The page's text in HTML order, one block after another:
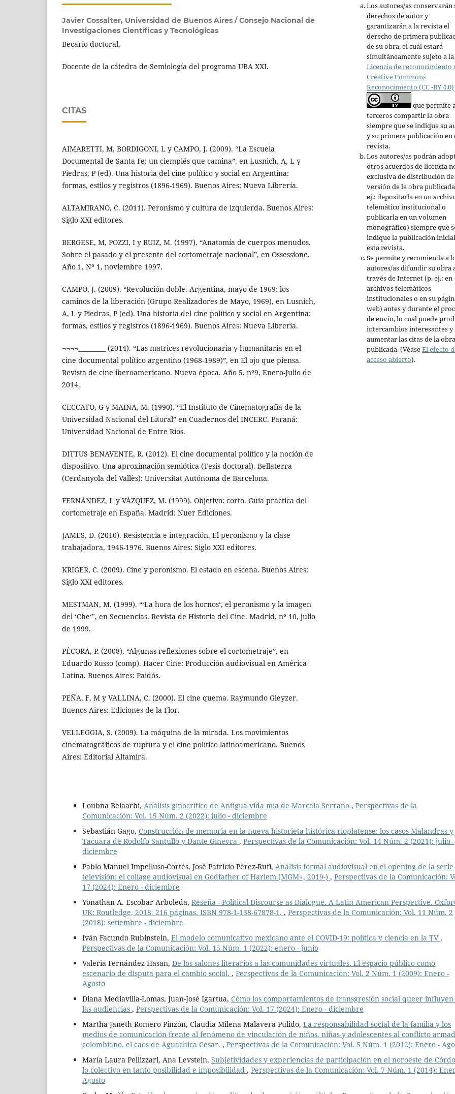
Javier Cossalter, Universidad de Buenos Aires / Consejo Nacional de
Investigaciones Científicas y Tecnológicas
Becario doctoral.
Docente de la cátedra de Semiología del programa UBA XXI.
CITAS
AIMARETTI, M, BORDIGONI, L y CAMPO, J. (2009). “La Escuela
Documental de Santa Fe: un ciempiés que camina”, en Lusnich, A, L y
Piedras, P (ed). Una historia del cine político y social en Argentina:
formas, estilos y registros (1896-1969). Buenos Aires: Nueva Librería.
ALTAMIRANO, C. (2011). Peronismo y cultura de izquierda. Buenos Aires:
Siglo XXI editores.
BERGESE, M, POZZI, I y RUIZ, M. (1997). “Anatomía de cuerpos menudos.
Sobre el pasado y el presente del cortometraje nacional”, en Ossessione.
Año 1, Nº 1, noviembre 1997.
CAMPO, J. (2009). “Revolución doble. Argentina, mayo de 1969: los
caminos de la liberación (Grupo Realizadores de Mayo, 1969), en Lusnich,
A, L y Piedras, P (ed). Una historia del cine político y social en Argentina:
formas, estilos y registros (1896-1969). Buenos Aires: Nueva Librería.
¬¬¬¬_________ (2014). “Las matrices revolucionaria y humanitaria en el
cine documental político argentino (1968-1989)”, en El ojo que piensa.
Revista de cine iberoamericano. Nueva época. Año 5, nº9, Enero-Julio de
2014.
CECCATO, G y MAINA, M. (1990). “El Instituto de Cinematografía de la
Universidad Nacional del Litoral” en Cuadernos del INCERC. Paraná:
Universidad Nacional de Entre Ríos.
DITTUS BENAVENTE, R. (2012). El cine documental político y la noción de
dispositivo. Una aproximación semiótica (Tesis doctoral). Bellaterra
(Cerdanyola del Vallès): Universitat Autónoma de Barcelona.
FERNÁNDEZ, L y VÁZQUEZ, M. (1999). Objetivo: corto. Guía práctica del
cortometraje en España. Madrid: Nuer Ediciones.
JAMES, D. (2010). Resistencia e integración. El peronismo y la clase
trabajadora, 1946-1976. Buenos Aires: Siglo XXI editores.
KRIGER, C. (2009). Cine y peronismo. El estado en escena. Buenos Aires:
Siglo XXI editores.
MESTMAN, M. (1999). “‘La hora de los hornos‘, el peronismo y la imagen
del ‘Che‘", en Secuencias. Revista de Historia del Cine. Madrid, nº 10, julio
de 1999.
PÉCORA, P. (2008). “Algunas reflexiones sobre el cortometraje”, en
Eduardo Russo (comp). Hacer Cine: Producción audiovisual en América
Latina. Buenos Aires: Paidós.
PEÑA, F, M y VALLINA, C. (2000). El cine quema. Raymundo Gleyzer.
Buenos Aires: Ediciones de la Flor.
VELLEGGIA, S. (2009). La máquina de la mirada. Los movimientos
cinematográficos de ruptura y el cine político latinoamericano. Buenos
Aires: Editorial Altamira.
Los autores/as conservarán
derechos de autor y
garantizarán a la revista el
derecho de primera
de su obra, el cuál estará
simultáneamente sujeto a la
Licencia de reconocimiento
Creative Commons
Reconocimiento (CC -BY 4.0)
que permite
terceros compartir la obra
siempre que se indique su
y su primera publicación en
revista.
Los autores/as podrán
otros acuerdos de licencia
exclusiva de distribución
versión de la obra
ej.: depositarla en un
telemático institucional o
publicarla en un volumen
monográfico) siempre que
indique la publicación
esta revista.
Se permite y recomienda a
autores/as difundir su obra
través de Internet (p. ej.: en
archivos telemáticos
institucionales o en su
web) antes y durante el
de envío, lo cual puede
intercambios interesantes y
aumentar las citas de la obra
publicada. (VéaseEl efecto
acceso abierto).
Loubna Belaarbi, Análisis ginocrítico de Antigua vida mía de Marcela Serrano , Perspectivas de la
Comunicación: Vol. 15 Núm. 2 (2022): julio - diciembre
Sebastián Gago, Construcción de memoria en la nueva historieta histórica rioplatense: los casos Malandras y
Tacuara de Rodolfo Santullo y Dante Ginevra , Perspectivas de la Comunicación: Vol. 14 Núm. 2 (2021): julio -
diciembre
Pablo Manuel Impelluso-Cortés, José Patricio Pérez-Rufí, Análisis formal audiovisual en el opening de la serie
televisión: el collage audiovisual en Godfather of Harlem (MGM+, 2019-) , Perspectivas de la Comunicación:
17 (2024): Enero - diciembre
Yonathan A. Escobar Arboleda, Reseña - Political Discourse as Dialogue. A Latin American Perspective.
UK: Routledge, 2018. 216 páginas. ISBN 978-1-138-67878-1. , Perspectivas de la Comunicación: Vol. 11 Núm. 2
(2018): setiembre - diciembre
Iván Facundo Rubinstein, El modelo comunicativo mexicano ante el COVID-19: política y ciencia en la TV,
Perspectivas de la Comunicación: Vol. 15 Núm. 1 (2022): enero - junio
Valeria Fernández Hasan, De los salones literarios a las comunidades virtuales. El espacio público como
escenario de disputa para el cambio social. , Perspectivas de la Comunicación: Vol. 2 Núm. 1 (2009): Enero -
Agosto
Diana Mediavilla-Lomas, Juan-José Igartua, Cómo los comportamientos de transgresión social queer
las audiencias , Perspectivas de la Comunicación: Vol. 17 (2024): Enero - diciembre
Martha Janeth Romero Pinzón, Claudia Milena Malavera Pulido, La responsabilidad social de la familia y los
medios de comunicación frente al fenómeno de vinculación de niños, niñas y adolescentes al conflicto
colombiano. el caos de Aguachica Cesar. , Perspectivas de la Comunicación: Vol. 5 Núm. 1 (2012): Enero -
María Laura Pellizzari, Ana Levstein, Subjetividades y experiencias de participación en el noroeste de
lo colectivo en tanto posibilidad e imposibilidad , Perspectivas de la Comunicación: Vol. 7 Núm. 1 (2014):
Agosto